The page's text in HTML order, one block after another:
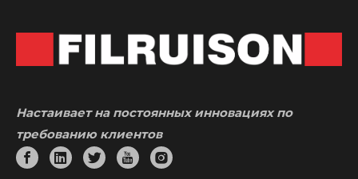
Настаивает на постоянных инновациях по
требованию клиентов